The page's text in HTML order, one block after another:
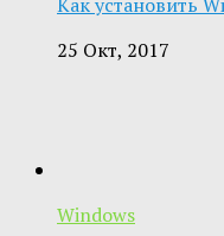
25 Окт, 2017
Windows